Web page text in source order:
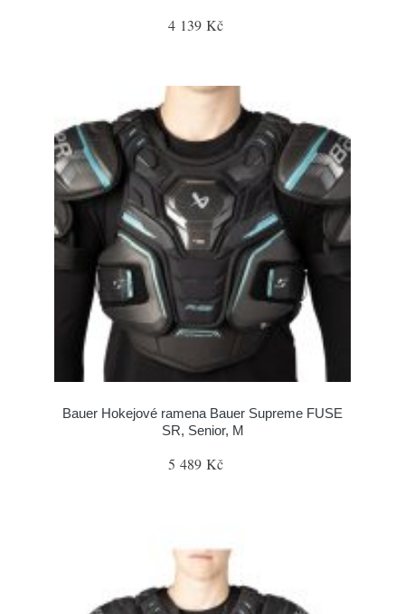
4 139 Kč
Bauer Hokejové ramena Bauer Supreme FUSE
SR, Senior, M
5 489 Kč